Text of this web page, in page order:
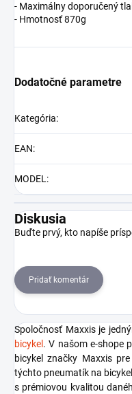
- Maximálny doporučený
- Hmotnosť 870g
Dodatočné parametre
Kategória:
EAN:
MODEL:
Diskusia
Buďte prvý, kto napíše
Pridať komentár
Spoločnosť Maxxis je
bicykel . V našom e-shope
bicykel značky Maxxis
týchto pneumatík na
s prémiovou kvalitou